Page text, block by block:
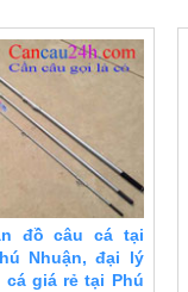
đồ câu cá tại
Nhuận, đại lý
cá giá rẻ tại Phú